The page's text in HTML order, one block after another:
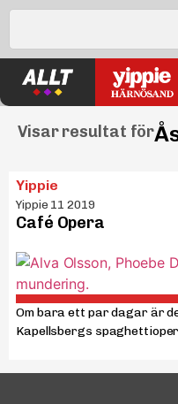
Visar resultat för
Yippie
Yippie 11 2019
Café Opera
Om bara ett par dagar är
Kapellsbergs